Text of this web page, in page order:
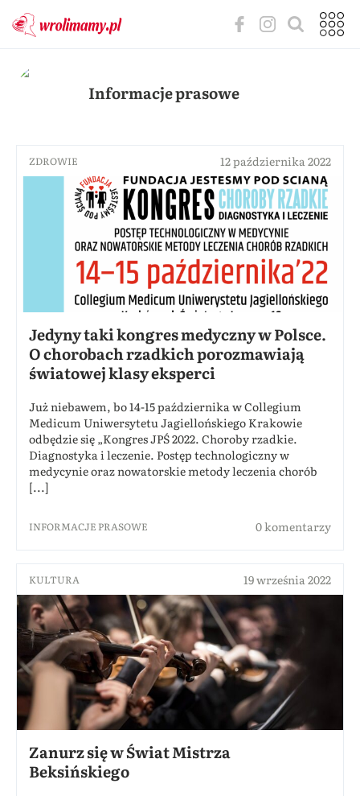
Informacje prasowe
ZDROWIE 12 października 2022
Jedyny taki kongres medyczny w Polsce.
O chorobach rzadkich porozmawiają
światowej klasy eksperci
Już niebawem, bo 14-15 października w Collegium
Medicum Uniwersytetu Jagiellońskiego Krakowie
odbędzie się „Kongres JPŚ 2022. Choroby rzadkie.
Diagnostyka i leczenie. Postęp technologiczny w
medycynie oraz nowatorskie metody leczenia chorób
[...]
INFORMACJE PRASOWE 0 komentarzy
KULTURA 19 września 2022
Zanurz się w Świat Mistrza
Beksińskiego